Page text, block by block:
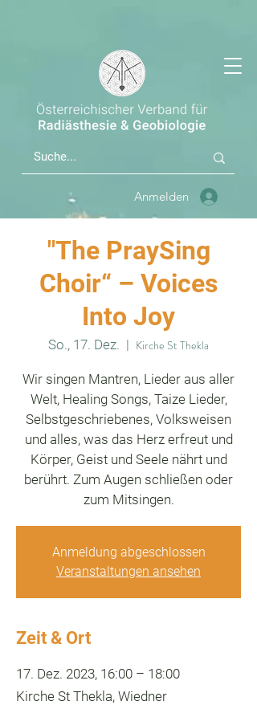
Anmelden
"The PraySing
Choir“ – Voices
Into Joy
So., 17. Dez.
  |
Kirche St Thekla
Wir singen Mantren, Lieder aus aller
Welt, Healing Songs, Taize Lieder,
Selbstgeschriebenes, Volksweisen
und alles, was das Herz erfreut und
Körper, Geist und Seele nährt und
berührt. Zum Augen schließen oder
zum Mitsingen.
Anmeldung abgeschlossen
Veranstaltungen ansehen
Zeit & Ort
17. Dez. 2023, 16:00 – 18:00
Kirche St Thekla, Wiedner